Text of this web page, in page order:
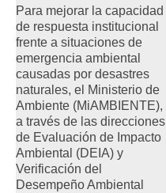
Para mejorar la capacidad
de respuesta institucional
frente a situaciones de
emergencia ambiental
causadas por desastres
naturales, el Ministerio de
Ambiente (MiAMBIENTE),
a través de las direcciones
de Evaluación de Impacto
Ambiental (DEIA) y
Verificación del
Desempeño Ambiental